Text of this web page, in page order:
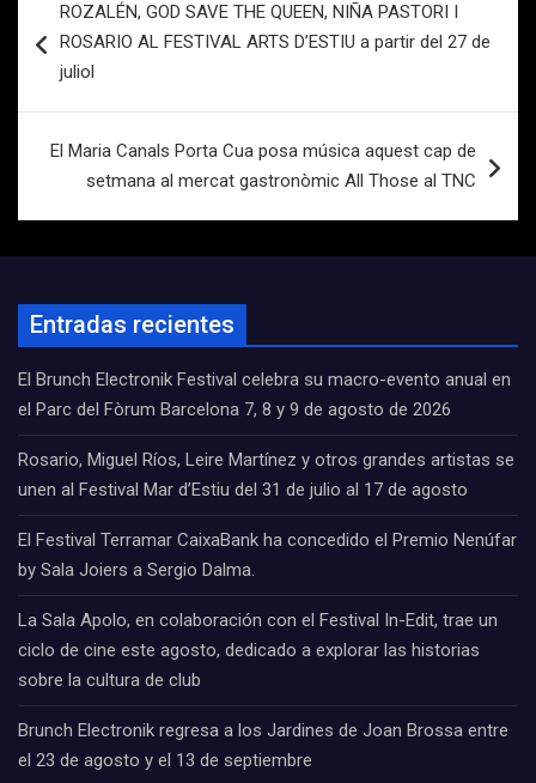
de
entradas
ROZALÉN, GOD SAVE THE QUEEN, NIÑA PASTORI I
ROSARIO AL FESTIVAL ARTS D’ESTIU a partir del 27 de
juliol
El Maria Canals Porta Cua posa música aquest cap de
setmana al mercat gastronòmic All Those al TNC
Entradas recientes
El Brunch Electronik Festival celebra su macro-evento anual en
el Parc del Fòrum Barcelona 7, 8 y 9 de agosto de 2026
Rosario, Miguel Ríos, Leire Martínez y otros grandes artistas se
unen al Festival Mar d’Estiu del 31 de julio al 17 de agosto
El Festival Terramar CaixaBank ha concedido el Premio Nenúfar
by Sala Joiers a Sergio Dalma.
La Sala Apolo, en colaboración con el Festival In-Edit, trae un
ciclo de cine este agosto, dedicado a explorar las historias
sobre la cultura de club
Brunch Electronik regresa a los Jardines de Joan Brossa entre
el 23 de agosto y el 13 de septiembre